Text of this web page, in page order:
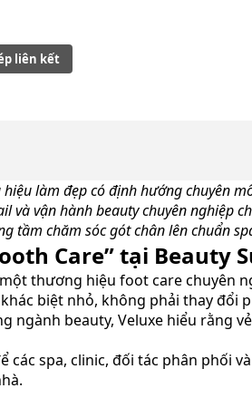
liên kết
làm đẹp có định hướng chuyên
vận hành beauty chuyên nghiệp
tầm chăm sóc gót chân lên chuẩn
Care” tại Beauty
thương hiệu foot care
biệt nhỏ, không phải thay đổi
beauty, Veluxe hiểu rằng
các spa, clinic, đối tác phân